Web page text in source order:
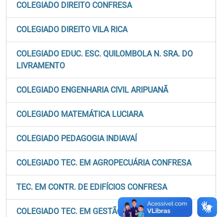
COLEGIADO DIREITO CONFRESA
COLEGIADO DIREITO VILA RICA
COLEGIADO EDUC. ESC. QUILOMBOLA N. SRA. DO
LIVRAMENTO
COLEGIADO ENGENHARIA CIVIL ARIPUANÃ
COLEGIADO MATEMÁTICA LUCIARA
COLEGIADO PEDAGOGIA INDIAVAÍ
COLEGIADO TEC. EM AGROPECUÁRIA CONFRESA
TEC. EM CONTR. DE EDIFÍCIOS CONFRESA
COLEGIADO TEC. EM GESTÃO DE NEGÓCIOS E